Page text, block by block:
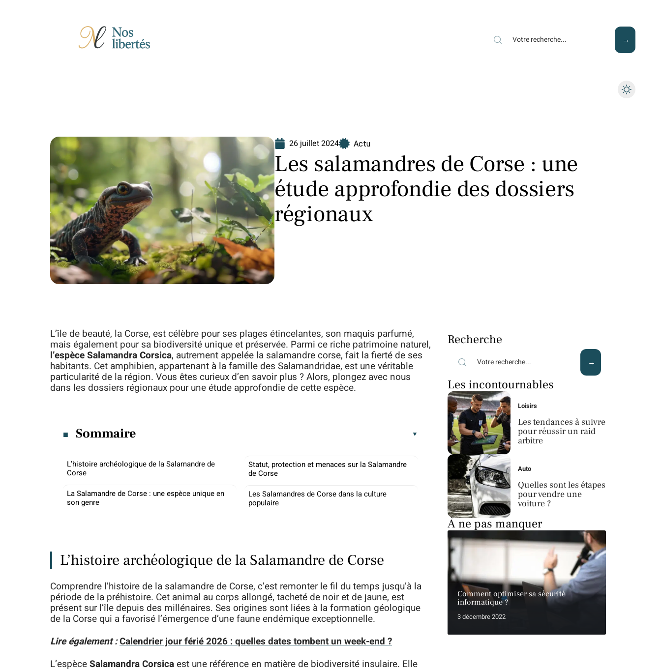
26 juillet 2024 Actu
Les salamandres de Corse : une
étude approfondie des dossiers
régionaux
L’île de beauté, la Corse, est célèbre pour ses plages étincelantes, son maquis parfumé,
mais également pour sa biodiversité unique et préservée. Parmi ce riche patrimoine naturel,
l’espèce Salamandra Corsica, autrement appelée la salamandre corse, fait la fierté de ses
habitants. Cet amphibien, appartenant à la famille des Salamandridae, est une véritable
particularité de la région. Vous êtes curieux d’en savoir plus ? Alors, plongez avec nous
dans les dossiers régionaux pour une étude approfondie de cette espèce.
Sommaire
L’histoire archéologique de la Salamandre de
Corse
La Salamandre de Corse : une espèce unique en
son genre
Statut, protection et menaces sur la Salamandre
de Corse
Les Salamandres de Corse dans la culture
populaire
L’histoire archéologique de la Salamandre de Corse
Comprendre l’histoire de la salamandre de Corse, c’est remonter le fil du temps jusqu’à la
période de la préhistoire. Cet animal au corps allongé, tacheté de noir et de jaune, est
présent sur l’île depuis des millénaires. Ses origines sont liées à la formation géologique
de la Corse qui a favorisé l’émergence d’une faune endémique exceptionnelle.
Lire également :Calendrier jour férié 2026 : quelles dates tombent un week-end ?
L’espèceSalamandra Corsicaest une référence en matière de biodiversité insulaire. Elle
Recherche
Les incontournables
Loisirs
Les tendances à suivre
pour réussir un raid
arbitre
Auto
Quelles sont les étapes
pour vendre une
voiture ?
À ne pas manquer
Comment optimiser sa sécurité
informatique ?
3 décembre 2022